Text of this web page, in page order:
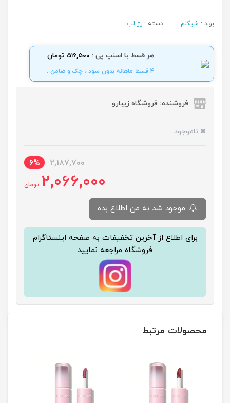
برند : شیگلم دسته : رژ لب
هر قسط با اسنپ پی : 516,500 تومان
4 قسط ماهانه بدون سود ، چک و ضامن .
فروشنده: فروشگاه زیبارو
ناموجود
2,187,700
6%
2,066,000 تومان
برای اطلاع از آخرین تخفیفات به صفحه اینستاگرام
فروشگاه مراجعه نمایید
محصولات مرتبط